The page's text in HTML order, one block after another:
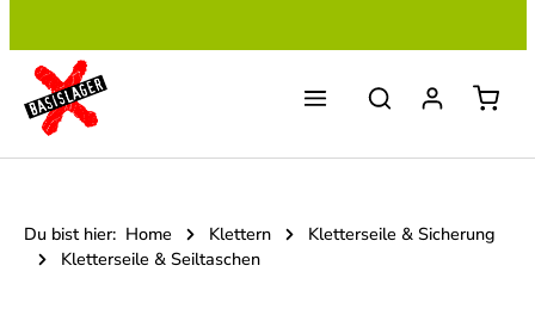
Du bist hier: Home Klettern
Kletterseile & Sicherung
Kletterseile & Seiltaschen